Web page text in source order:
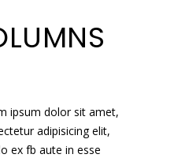
ipsum dolor sit amet,
adipisicing elit,
ex fb aute in esse